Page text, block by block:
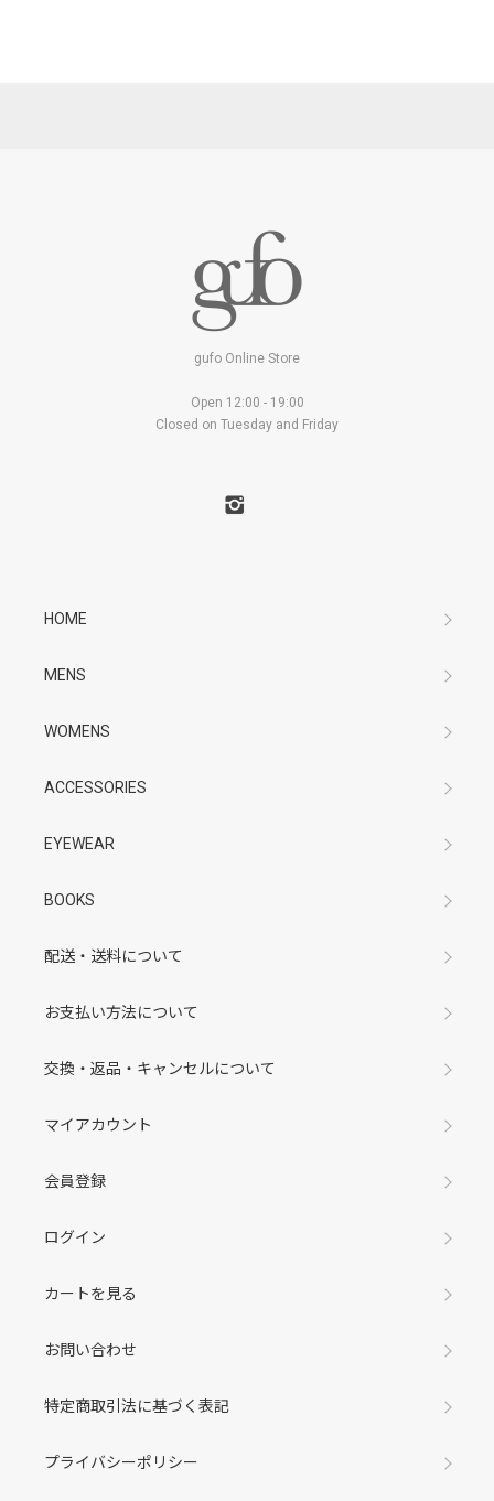
gufo Online Store
Open 12:00 - 19:00
Closed on Tuesday and Friday
HOME
MENS
WOMENS
ACCESSORIES
EYEWEAR
BOOKS
配送・送料について
お支払い方法について
交換・返品・キャンセルについて
マイアカウント
会員登録
ログイン
カートを見る
お問い合わせ
特定商取引法に基づく表記
プライバシーポリシー